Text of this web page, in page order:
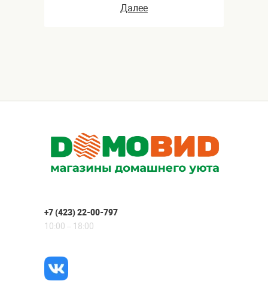
Далее
+7 (423) 22-00-797
10:00 – 18:00